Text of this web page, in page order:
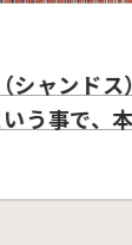
シャンドス
う事で、